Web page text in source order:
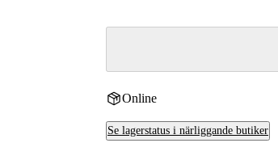
Online
Se lagerstatus i närliggande butiker